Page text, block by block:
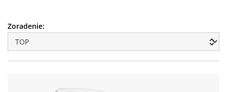
Zoradenie: